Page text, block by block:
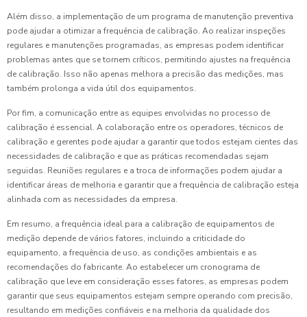
Além disso, a implementação de um programa de manutenção preventiva
pode ajudar a otimizar a frequência de calibração. Ao realizar inspeções
regulares e manutenções programadas, as empresas podem identificar
problemas antes que se tornem críticos, permitindo ajustes na frequência
de calibração. Isso não apenas melhora a precisão das medições, mas
também prolonga a vida útil dos equipamentos.
Por fim, a comunicação entre as equipes envolvidas no processo de
calibração é essencial. A colaboração entre os operadores, técnicos de
calibração e gerentes pode ajudar a garantir que todos estejam cientes das
necessidades de calibração e que as práticas recomendadas sejam
seguidas. Reuniões regulares e a troca de informações podem ajudar a
identificar áreas de melhoria e garantir que a frequência de calibração esteja
alinhada com as necessidades da empresa.
Em resumo, a frequência ideal para a calibração de equipamentos de
medição depende de vários fatores, incluindo a criticidade do
equipamento, a frequência de uso, as condições ambientais e as
recomendações do fabricante. Ao estabelecer um cronograma de
calibração que leve em consideração esses fatores, as empresas podem
garantir que seus equipamentos estejam sempre operando com precisão,
resultando em medições confiáveis e na melhoria da qualidade dos